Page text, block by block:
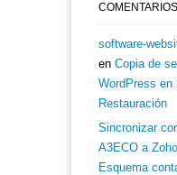
COMENTARIOS
software-
en Copia de
WordPress en
Restauración
Sincronizar
A3ECO a
Esquema